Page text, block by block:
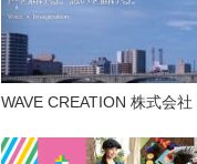
WAVE CREATION 株式会社